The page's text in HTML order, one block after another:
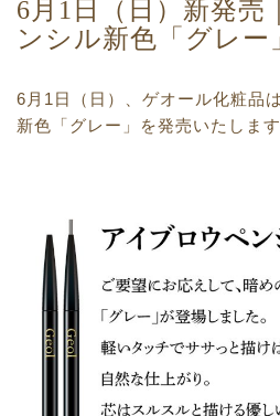
6月1日（日）新発売
ンシル新色「グレー
6月1日（日）、ゲオール化粧品
新色「グレー」を発売いたします